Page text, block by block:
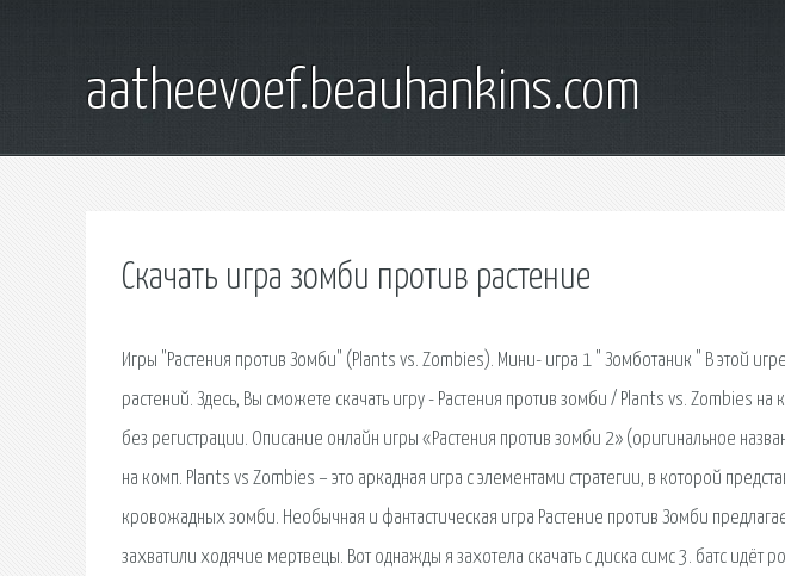
aatheevoef.beauhankins.com
Скачать игра зомби против растение
Игры "Растения против Зомби" (Plants vs. Zombies). Мини- игра 1 " Зомботаник " В этой
растений. Здесь, Вы сможете скачать игру - Растения против зомби / Plants vs. Zombies
без регистрации. Описание онлайн игры «Растения против зомби 2» (оригинальное
на комп. Plants vs Zombies – это аркадная игра с элементами стратегии, в которой
кровожадных зомби. Необычная и фантастическая игра Растение против Зомби
захватили ходячие мертвецы. Вот однажды я захотела скачать с диска симс 3. батс идёт